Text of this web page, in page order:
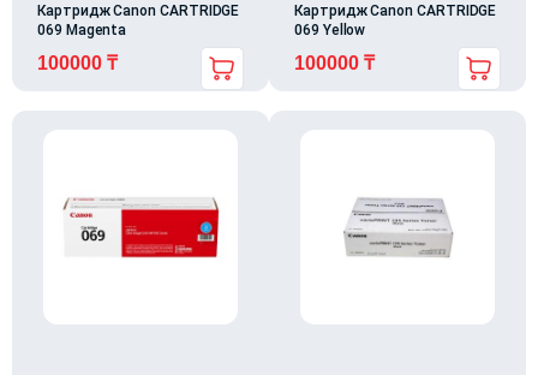
Картридж Canon CARTRIDGE
069 Magenta
100000 ₸
Картридж Canon CARTRIDGE
069 Yellow
100000 ₸